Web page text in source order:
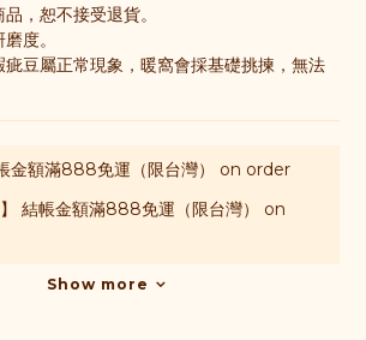
，恕不接受退貨。
度。
豆屬正常現象，暖窩會採基礎挑揀，無法
帳金額滿888免運（限台灣） on order
】 結帳金額滿888免運（限台灣） on
Show more